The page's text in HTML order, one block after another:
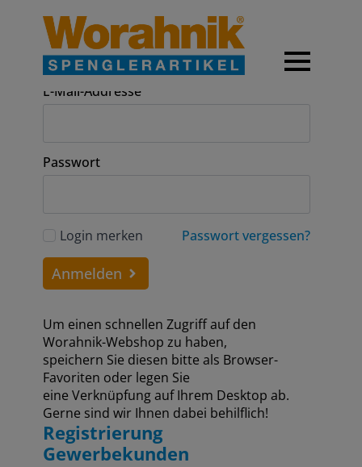
Anmeldung
E-Mail-Addresse
Passwort
Login merken Passwort vergessen?
Anmelden
Um einen schnellen Zugriff auf den
Worahnik-Webshop zu haben,
speichern Sie diesen bitte als Browser-
Favoriten oder legen Sie
eine Verknüpfung auf Ihrem Desktop ab.
Gerne sind wir Ihnen dabei behilflich!
Registrierung
Gewerbekunden